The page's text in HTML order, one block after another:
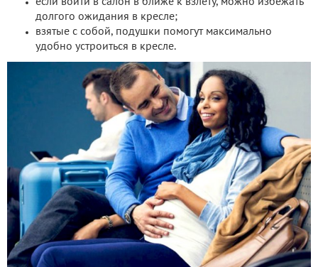
долгого ожидания в кресле;
взятые с собой, подушки помогут максимально
удобно устроиться в кресле.